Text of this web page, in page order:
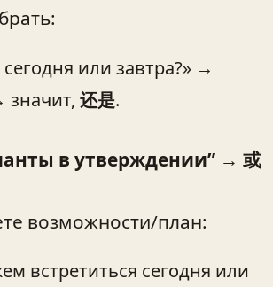
или завтра?» →
значит, 还是.
в утверждении” → 或
возможности/план:
встретиться сегодня или